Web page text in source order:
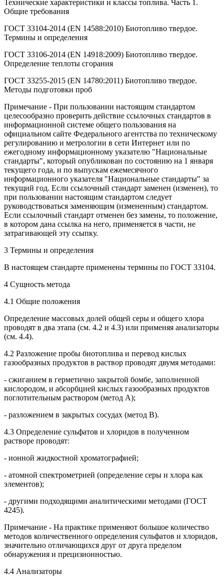
Технические характеристики и классы топлива. Часть 1.
Общие требования
ГОСТ 33104-2014 (EN 14588:2010) Биотопливо твердое.
Термины и определения
ГОСТ 33106-2014 (EN 14918:2009) Биотопливо твердое.
Определение теплоты сгорания
ГОСТ 33255-2015 (EN 14780:2011) Биотопливо твердое.
Методы подготовки проб
Примечание - При пользовании настоящим стандартом
целесообразно проверить действие ссылочных стандартов в
информационной системе общего пользования на
официальном сайте Федерального агентства по техническому
регулированию и метрологии в сети Интернет или по
ежегодному информационному указателю "Национальные
стандарты", который опубликован по состоянию на 1 января
текущего года, и по выпускам ежемесячного
информационного указателя "Национальные стандарты" за
текущий год. Если ссылочный стандарт заменен (изменен), то
при пользовании настоящим стандартом следует
руководствоваться заменяющим (измененным) стандартом.
Если ссылочный стандарт отменен без замены, то положение,
в котором дана ссылка на него, применяется в части, не
затрагивающей эту ссыпку.
3 Термины и определения
В настоящем стандарте применены термины по ГОСТ 33104.
4 Сущность метода
4.1 Общие положения
Определение массовых долей общей серы и общего хлора
проводят в два этапа (см. 4.2 и 4.3) или применяя анализаторы
(см. 4.4).
4.2 Разложение пробы биотоплива и перевод кислых
газообразных продуктов в раствор проводят двумя методами:
- сжиганием в герметично закрытой бомбе, заполненной
кислородом, и абсорбцией кислых газообразных продуктов
поглотительным раствором (метод А);
- разложением в закрытых сосудах (метод В).
4.3 Определение сульфатов и хлоридов в полученном
растворе проводят:
- ионной жидкостной хроматографией;
- атомной спектрометрией (определение серы и хлора как
элементов);
- другими подходящими аналитическими методами (ГОСТ
4245).
Примечание - На практике применяют большое количество
методов количественного определения сульфатов и хлоридов,
значительно отличающихся друг от друга пределом
обнаружения и прецизионностью.
4.4 Анализаторы